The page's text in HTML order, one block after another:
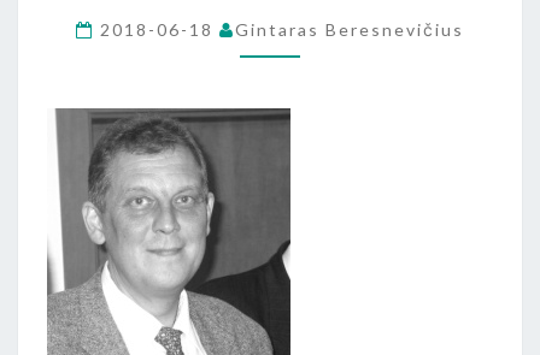
„RELIGIJOS
2018-06-18 Gintaras Beresnevičius